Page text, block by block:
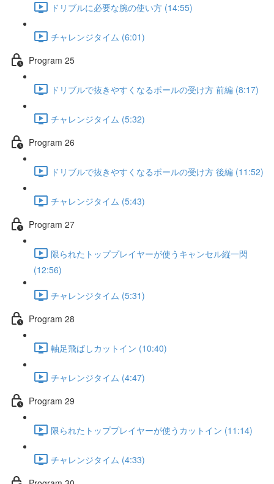
ドリブルに必要な腕の使い方 (14:55)
チャレンジタイム (6:01)
Program 25
ドリブルで抜きやすくなるボールの受け方 前編 (8:17)
チャレンジタイム (5:32)
Program 26
ドリブルで抜きやすくなるボールの受け方 後編 (11:52)
チャレンジタイム (5:43)
Program 27
限られたトッププレイヤーが使うキャンセル縦一閃
(12:56)
チャレンジタイム (5:31)
Program 28
軸足飛ばしカットイン (10:40)
チャレンジタイム (4:47)
Program 29
限られたトッププレイヤーが使うカットイン (11:14)
チャレンジタイム (4:33)